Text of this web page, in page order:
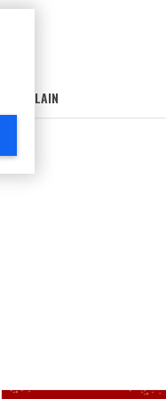
LAIN-LAIN